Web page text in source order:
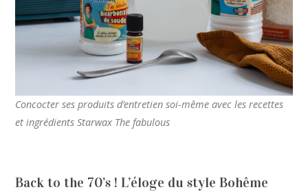
Concocter ses produits d’entretien soi-même avec les recettes
et ingrédients Starwax The fabulous
Back to the 70’s ! L’éloge du style Bohême